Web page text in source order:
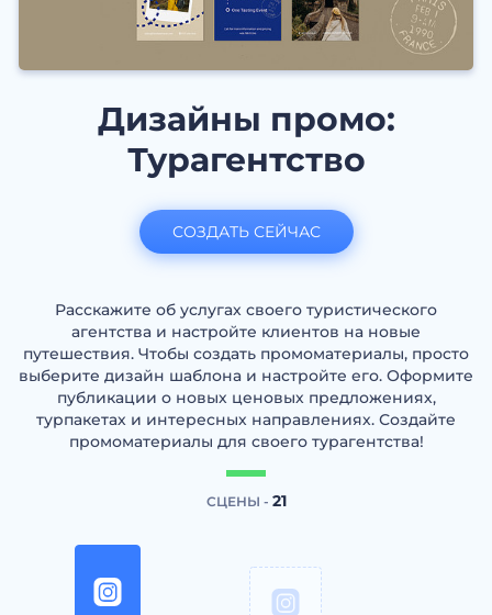
Дизайны промо:
Турагентство
Расскажите об услугах своего туристического
агентства и настройте клиентов на новые
путешествия. Чтобы создать промоматериалы, просто
выберите дизайн шаблона и настройте его. Оформите
публикации о новых ценовых предложениях,
турпакетах и интересных направлениях. Создайте
промоматериалы для своего турагентства!
СЦЕНЫ - 21
СОЗДАТЬ СЕЙЧАС